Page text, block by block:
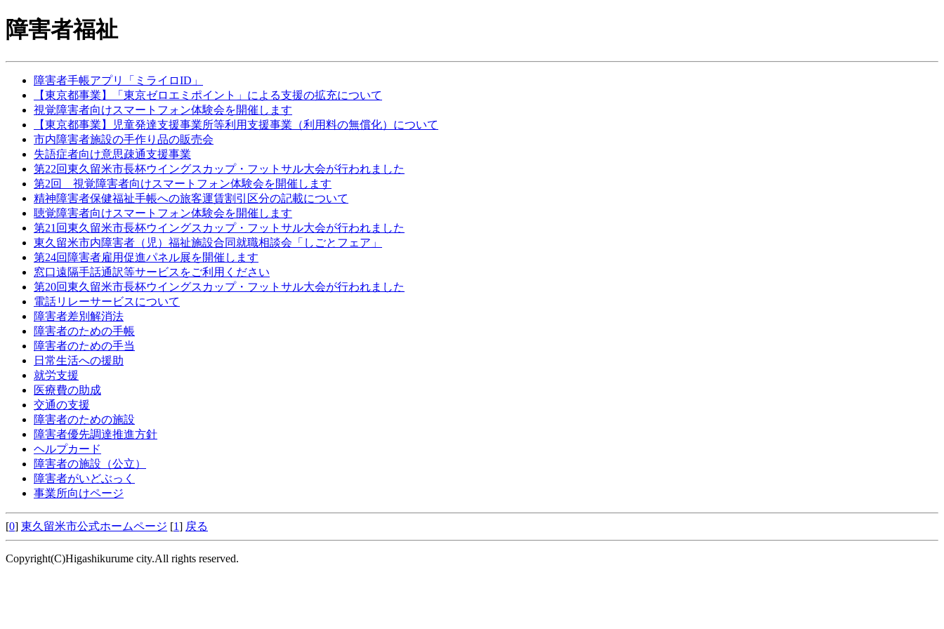
障害者福祉
障害者手帳アプリ「ミライロID」
【東京都事業】「東京ゼロエミポイント」による支援の拡充について
視覚障害者向けスマートフォン体験会を開催します
【東京都事業】児童発達支援事業所等利用支援事業（利用料の無償化）について
市内障害者施設の手作り品の販売会
失語症者向け意思疎通支援事業
第22回東久留米市長杯ウイングスカップ・フットサル大会が行われました
第2回 視覚障害者向けスマートフォン体験会を開催します
精神障害者保健福祉手帳への旅客運賃割引区分の記載について
聴覚障害者向けスマートフォン体験会を開催します
第21回東久留米市長杯ウイングスカップ・フットサル大会が行われました
東久留米市内障害者（児）福祉施設合同就職相談会「しごとフェア」
第24回障害者雇用促進パネル展を開催します
窓口遠隔手話通訳等サービスをご利用ください
第20回東久留米市長杯ウイングスカップ・フットサル大会が行われました
電話リレーサービスについて
障害者差別解消法
障害者のための手帳
障害者のための手当
日常生活への援助
就労支援
医療費の助成
交通の支援
障害者のための施設
障害者優先調達推進方針
ヘルプカード
障害者の施設（公立）
障害者がいどぶっく
事業所向けページ
[0] 東久留米市公式ホームページ [1] 戻る
Copyright(C)Higashikurume city.All rights reserved.